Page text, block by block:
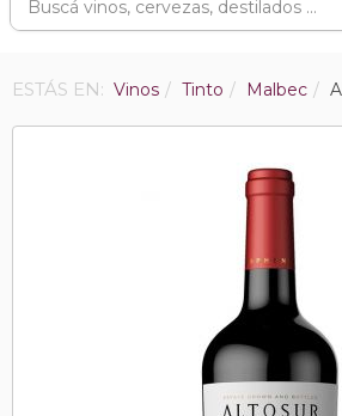
ESTÁS EN: Vinos Tinto Malbec